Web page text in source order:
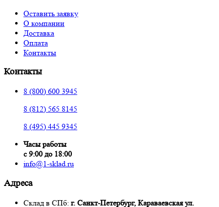
Оставить заявку
О компании
Доставка
Оплата
Контакты
Контакты
8 (800) 600 3945
8 (812) 565 8145
8 (495) 445 9345
Часы работы
с 9:00 до 18:00
info@1-sklad.ru
Адреса
Склад в СПб: г. Санкт-Петербург, Караваевская ул.